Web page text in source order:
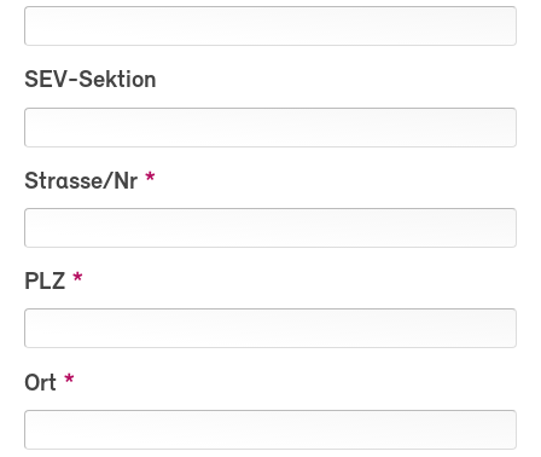
SEV-Sektion
Strasse/Nr
PLZ
Ort